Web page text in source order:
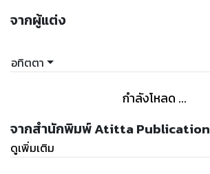
จากผู้แต่ง
อทิตตา
กำลังโหลด ...
จากสำนักพิมพ์ Atitta Publication
ดูเพิ่มเติม